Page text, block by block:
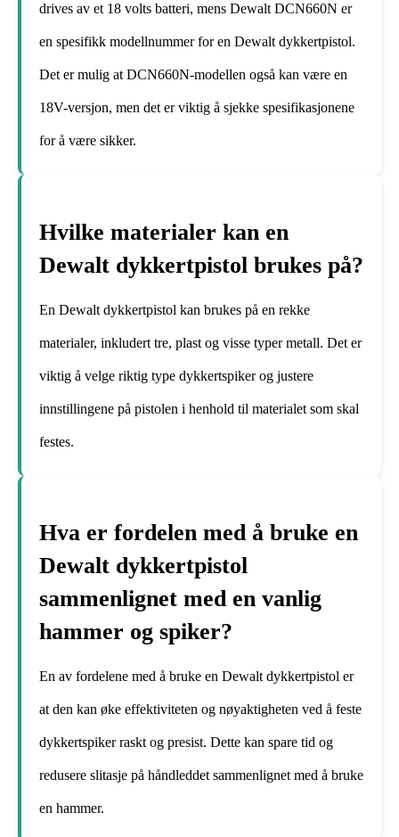
drives av et 18 volts batteri, mens Dewalt DCN660N er
en spesifikk modellnummer for en Dewalt dykkertpistol.
Det er mulig at DCN660N-modellen også kan være en
18V-versjon, men det er viktig å sjekke spesifikasjonene
for å være sikker.
Hvilke materialer kan en
Dewalt dykkertpistol brukes på?
En Dewalt dykkertpistol kan brukes på en rekke
materialer, inkludert tre, plast og visse typer metall. Det er
viktig å velge riktig type dykkertspiker og justere
innstillingene på pistolen i henhold til materialet som skal
festes.
Hva er fordelen med å bruke en
Dewalt dykkertpistol
sammenlignet med en vanlig
hammer og spiker?
En av fordelene med å bruke en Dewalt dykkertpistol er
at den kan øke effektiviteten og nøyaktigheten ved å feste
dykkertspiker raskt og presist. Dette kan spare tid og
redusere slitasje på håndleddet sammenlignet med å bruke
en hammer.